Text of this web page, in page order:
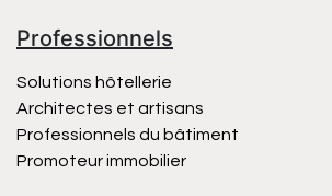
Professionnels
Solutions hôtellerie
Architectes et artisans
Professionnels du bâtiment
Promoteur immobilier